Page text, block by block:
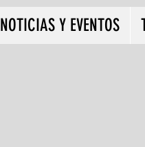
NOTICIAS Y EVENTOS